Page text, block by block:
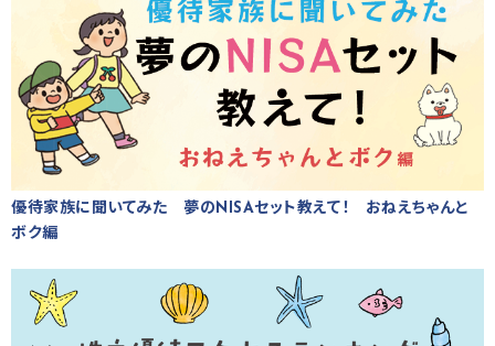
優待家族に聞いてみた 夢のNISAセット教えて！ おねえちゃんと
ボク編